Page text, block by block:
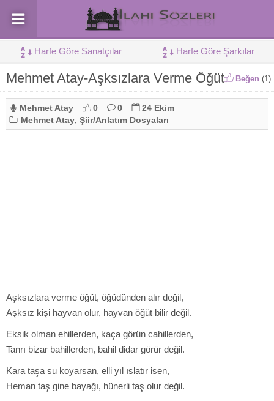
Harfe Göre Sanatçılar Harfe Göre Şarkılar
Mehmet Atay-Aşksızlara Verme Öğüt Beğen (1)
Mehmet Atay 0 0
24 Ekim
Mehmet Atay, Şiir/Anlatım Dosyaları
Aşksızlara verme öğüt, öğüdünden alır değil,
Aşksız kişi hayvan olur, hayvan öğüt bilir değil.
Eksik olman ehillerden, kaça görün cahillerden,
Tanrı bizar bahillerden, bahil didar görür değil.
Kara taşa su koyarsan, elli yıl ıslatır isen,
Heman taş gine bayağı, hünerli taş olur değil.